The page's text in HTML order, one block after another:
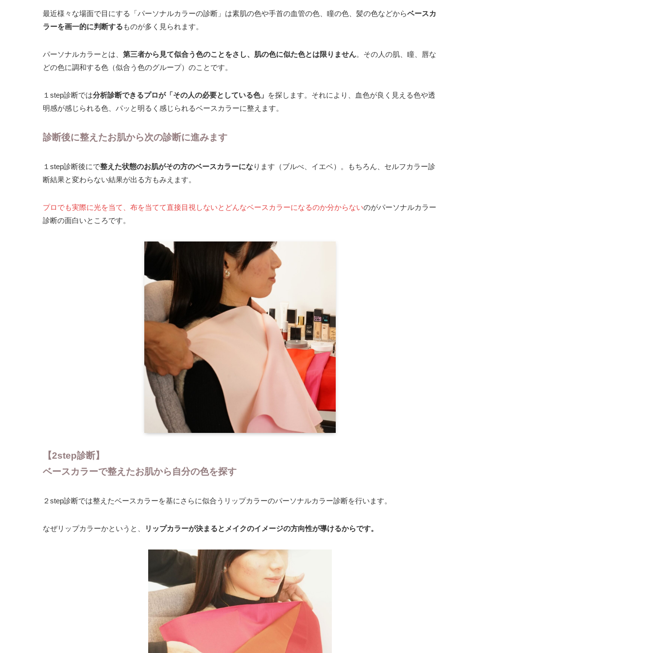
最近様々な場面で目にする「パーソナルカラーの診断」は素肌の色や手首の血管の色、瞳の色、髪の色などからベースカ
ラーを画一的に判断する ものが多く見られます。
パーソナルカラーとは、 第三者から見て似合う色のことをさし、肌の色に似た色とは限りません。その人の肌、瞳、唇な
どの色に調和する色（似合う色のグループ）のことです。
１step診断では分析診断できるプロが「その人の必要としている色」 を探します。それにより、血色が良く見える色や透
明感が感じられる色、パッと明るく感じられるベースカラーに整えます。
診断後に整えたお肌から次の診断に進みます
１step診断後にで整えた状態のお肌がその方のベースカラーになります（ブルべ、イエベ）。もちろん、セルフカラー診
断結果と変わらない結果が出る方もみえます。
プロでも実際に光を当て、布を当てて直接目視しないとどんなベースカラーになるのか分からないのがパーソナルカラー
診断の面白いところです。
【2step診断】
ベースカラーで整えたお肌から自分の色を探す
２step診断では整えたベースカラーを基にさらに似合うリップカラーのパーソナルカラー診断を行います。
なぜリップカラーかというと、 リップカラーが決まるとメイクのイメージの方向性が導けるからです。